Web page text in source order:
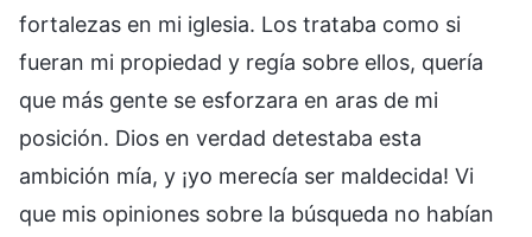
fortalezas en mi iglesia. Los trataba como si
fueran mi propiedad y regía sobre ellos, quería
que más gente se esforzara en aras de mi
posición. Dios en verdad detestaba esta
ambición mía, y ¡yo merecía ser maldecida! Vi
que mis opiniones sobre la búsqueda no habían